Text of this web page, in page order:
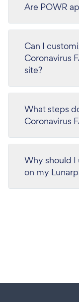
Are POWR
Can I
Coronavirus
site?
What steps
Coronavirus
Why should I
on my